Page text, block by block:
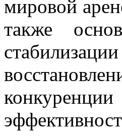
мировой
также